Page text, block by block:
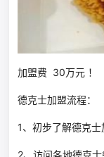
加盟费 30万元 ！
德克士加盟流程：
1、初步了解德克士
2、访问各地德克士